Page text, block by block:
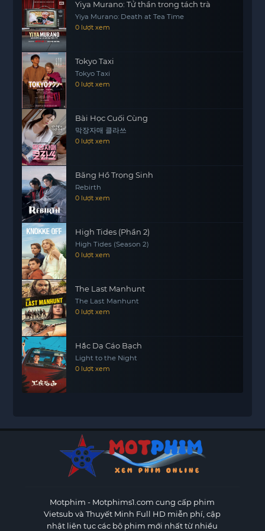
liên kết với nhau, tạo nên một bức tranh phức tạp
của cuộc sống.
Liệu anh có thể giải mã được những bí mật này
và tìm ra sự thật về bản thân mình? Ngôi Nhà sẽ
đưa khán giả vào một hành trình đầy cảm xúc và
khám phá, nơi mà quá khứ và hiện tại giao thoa,
và mỗimotphims1.com
chìa khóa mở ra cánh cửa của sự hiểu biết và
chữa lành.
Yiya Murano: Tử thần trong tách trà
Yiya Murano: Death at Tea Time
0 lượt xem
Tokyo Taxi
Tokyo Taxi
0 lượt xem
Bài Học Cuối Cùng
막장자매 클라쓰
0 lượt xem
Băng Hồ Trọng Sinh
Rebirth
0 lượt xem
High Tides (Phần 2)
High Tides (Season 2)
0 lượt xem
The Last Manhunt
The Last Manhunt
0 lượt xem
Hắc Dạ Cáo Bạch
Light to the Night
0 lượt xem
Motphim - Motphims1.com cung cấp phim
Vietsub và Thuyết Minh Full HD miễn phí, cập
nhật liên tục các bộ phim mới nhất từ nhiều